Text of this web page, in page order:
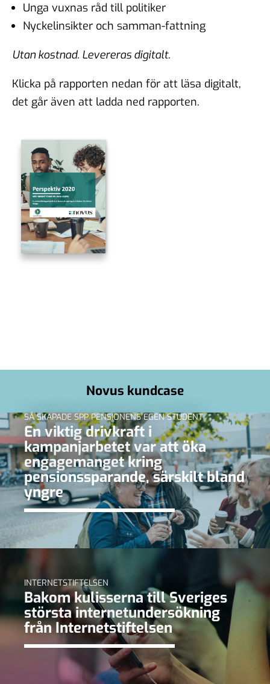
Unga vuxnas råd till politiker
Nyckelinsikter och samman-fattning
Utan kostnad. Levereras digitalt.
Klicka på rapporten nedan för att läsa digitalt,
det går även att ladda ned rapporten.
Novus kundcase
SÅ SKAPADE SPP PENSIONENS EGEN STUDENT
En viktig drivkraft i
kampanjarbetet var att öka
engagemanget kring
pensionssparande, särskilt bland
yngre
INTERNETSTIFTELSEN
Bakom kulisserna till Sveriges
största internetundersökning
från Internetstiftelsen